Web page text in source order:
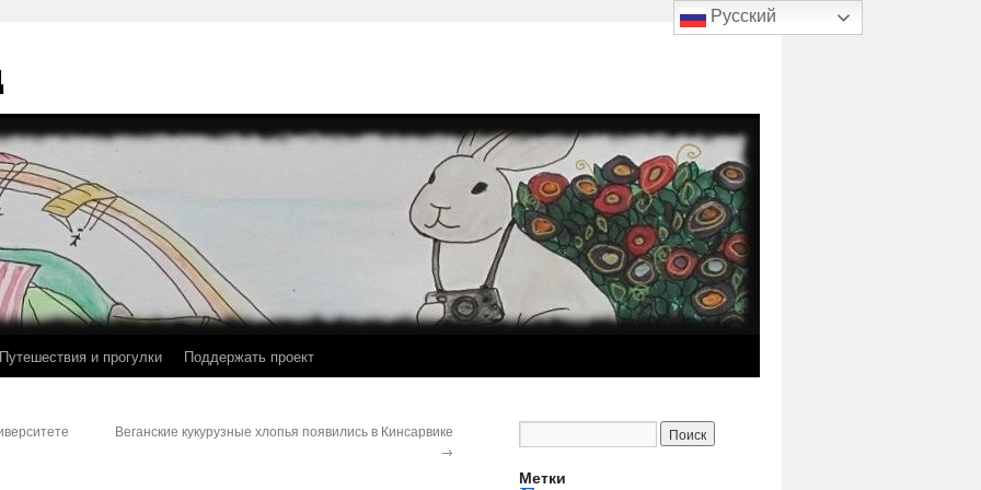
Путешествия и прогулки Поддержать проект
Веганские кукурузные хлопья появились в Кинсарвике
→
Метки
Русский